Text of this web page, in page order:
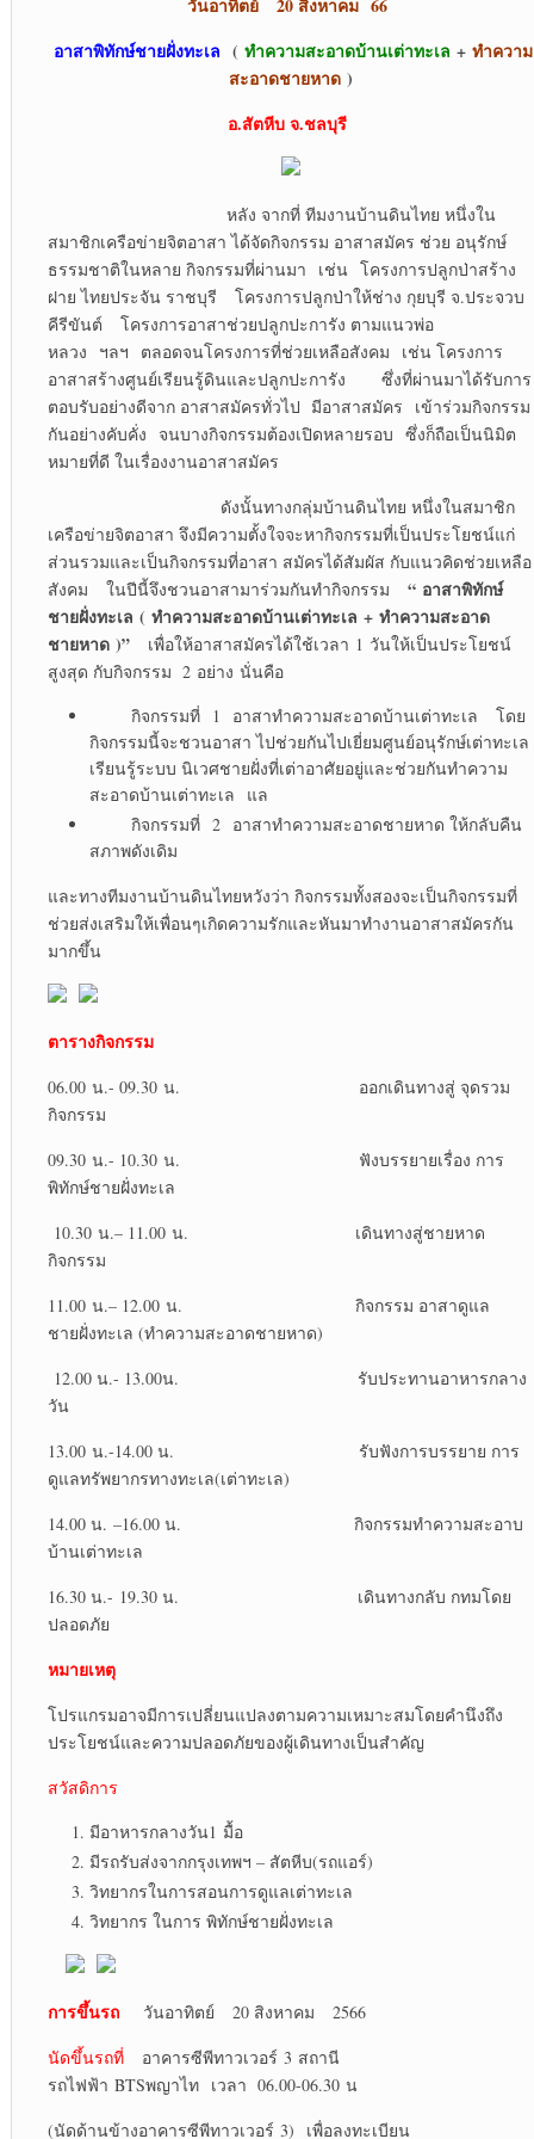
วันอาทิตย์ 20 สิงหาคม 66
อาสาพิทักษ์ชายฝั่งทะเล ( ทำความสะอาดบ้านเต่าทะเล +ทำความ
สะอาดชายหาด )
อ.สัตหีบ จ.ชลบุรี
หลัง จากที่ ทีมงานบ้านดินไทย หนึ่งใน
สมาชิกเครือข่ายจิตอาสา ได้จัดกิจกรรม อาสาสมัคร ช่วย อนุรักษ์
ธรรมชาติในหลาย กิจกรรมที่ผ่านมา เช่น โครงการปลูกป่าสร้าง
ฝาย ไทยประจัน ราชบุรี โครงการปลูกป่าให้ช่าง กุยบุรี จ.ประจวบ
คีรีขันต์ โครงการอาสาช่วยปลูกปะการัง ตามแนวพ่อ
หลวง ฯลฯ ตลอดจนโครงการที่ช่วยเหลือสังคม เช่น โครงการ
อาสาสร้างศูนย์เรียนรู้ดินและปลูกปะการัง ซึ่งที่ผ่านมาได้รับการ
ตอบรับอย่างดีจาก อาสาสมัครทั่วไป มีอาสาสมัคร เข้าร่วมกิจกรรม
กันอย่างคับคั่ง จนบางกิจกรรมต้องเปิดหลายรอบ ซึ่งก็ถือเป็นนิมิต
หมายที่ดี ในเรื่องงานอาสาสมัคร
ดังนั้นทางกลุ่มบ้านดินไทย หนึ่งในสมาชิก
เครือข่ายจิตอาสา จึงมีความตั้งใจจะหากิจกรรมที่เป็นประโยชน์แก่
ส่วนรวมและเป็นกิจกรรมที่อาสา สมัครได้สัมผัส กับแนวคิดช่วยเหลือ
สังคม ในปีนี้จึงชวนอาสามาร่วมกันทำกิจกรรม “ อาสาพิทักษ์
ชายฝั่งทะเล ( ทำความสะอาดบ้านเต่าทะเล + ทำความสะอาด
ชายหาด)”
เพื่อให้อาสาสมัครได้ใช้เวลา 1 วันให้เป็นประโยชน์
สูงสุด กับกิจกรรม 2 อย่าง นั่นคือ
กิจกรรมที่ 1 อาสาทำความสะอาดบ้านเต่าทะเล โดย
กิจกรรมนี้จะชวนอาสา ไปช่วยกันไปเยี่ยมศูนย์อนุรักษ์เต่าทะเล
เรียนรู้ระบบ นิเวศชายฝั่งที่เต่าอาศัยอยู่และช่วยกันทำความ
สะอาดบ้านเต่าทะเล แล
กิจกรรมที่ 2 อาสาทำความสะอาดชายหาด ให้กลับคืน
สภาพดังเดิม
และทางทีมงานบ้านดินไทยหวังว่า กิจกรรมทั้งสองจะเป็นกิจกรรมที่
ช่วยส่งเสริมให้เพื่อนๆเกิดความรักและหันมาทำงานอาสาสมัครกัน
มากขึ้น
ตารางกิจกรรม
06.00 น.- 09.30 น. ออกเดินทางสู่ จุดรวม
กิจกรรม
09.30 น.- 10.30 น. ฟังบรรยายเรื่อง การ
พิทักษ์ชายฝั่งทะเล
10.30 น.– 11.00 น. เดินทางสู่ชายหาด
กิจกรรม
11.00 น.– 12.00 น. กิจกรรม อาสาดูแล
ชายฝั่งทะเล (ทำความสะอาดชายหาด)
12.00 น.- 13.00น. รับประทานอาหารกลาง
วัน
13.00 น.-14.00 น. รับฟังการบรรยาย การ
ดูแลทรัพยากรทางทะเล(เต่าทะเล)
14.00 น. –16.00 น. กิจกรรมทำความสะอาบ
บ้านเต่าทะเล
16.30 น.- 19.30 น. เดินทางกลับ กทมโดย
ปลอดภัย
หมายเหตุ
โปรแกรมอาจมีการเปลี่ยนแปลงตามความเหมาะสมโดยคำนึงถึง
ประโยชน์และความปลอดภัยของผู้เดินทางเป็นสำคัญ
สวัสดิการ
มีอาหารกลางวัน1 มื้อ
มีรถรับส่งจากกรุงเทพฯ – สัตหีบ(รถแอร์)
วิทยากรในการสอนการดูแลเต่าทะเล
วิทยากร ในการ พิทักษ์ชายฝั่งทะเล
การขึ้นรถ
วันอาทิตย์ 20 สิงหาคม 2566
นัดขึ้นรถที่ อาคารซีพีทาวเวอร์ 3 สถานี
รถไฟฟ้า BTSพญาไท เวลา 06.00-06.30 น
(นัดด้านข้างอาคารซีพีทาวเวอร์ 3) เพื่อลงทะเบียน